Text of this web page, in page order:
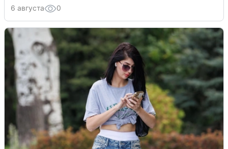
6 августа 0